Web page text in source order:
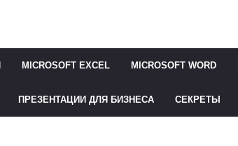
MICROSOFT EXCEL MICROSOFT WORD
ПРЕЗЕНТАЦИИ ДЛЯ БИЗНЕСА СЕКРЕТЫ